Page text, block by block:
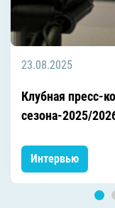
23.08.2025
Клубная пресс-
сезона-2025/
Интервью